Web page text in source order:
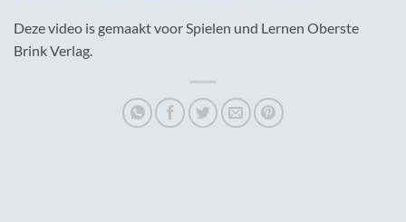
Deze video is gemaakt voor Spielen und Lernen Oberste
Brink Verlag.